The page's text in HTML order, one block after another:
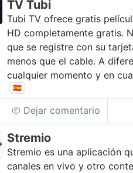
TV Tubi
Tubi TV ofrece gratis
HD completamente gratis.
que se registre con su
menos que el cable. A
cualquier momento y en
🇪🇸
Dejar comentario
Stremio
Stremio es una aplicación
canales en vivo y otro